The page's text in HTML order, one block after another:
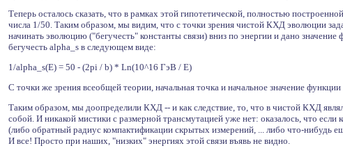
Теперь осталось сказать, что в рамках этой гипотетической, полностью
числа 1/50. Таким образом, мы видим, что с точки зрения чистой КХД эволюции
начинать эволюцию ("бегучесть" константы связи) вниз по энергии и дано
бегучесть alpha_s в следующем виде:
1/alpha_s(E) = 50 - (2pi / b) * Ln(10^16 ГэВ / E)
С точки же зрения всеобщей теории, начальная точка и начальное значение функции
Таким образом, мы доопределили КХД -- и как следствие, то, что в чистой КХД
собой. И никакой мистики с размерной трансмутацией уже нет: оказалось, что
(либо обратный радиус компактификации скрытых измерений, ... либо что-нибудь
И все! Просто при наших, "низких" энергиях этой связи въявь не видно.